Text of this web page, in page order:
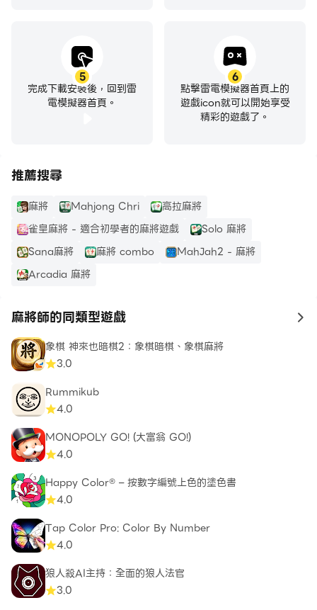
5
完成下載安裝後，回到雷
電模擬器首頁。
6
點擊雷電模擬器首頁上的
遊戲icon就可以開始享受
精彩的遊戲了。
推薦搜尋
麻將 Mahjong Chri
高拉麻將
雀皇麻將 - 適合初學者的麻將遊戲
Solo 麻將
Sana麻將
麻將 combo
MahJah2 - 麻將
Arcadia 麻將
麻將師的同類型遊戲 to
象棋 神來也暗棋2：象棋暗棋、象棋麻將
3.0
Rummikub
4.0
MONOPOLY GO! (大富翁 GO!)
4.0
Happy Color® – 按數字編號上色的塗色書
4.0
Tap Color Pro: Color By Number
4.0
狼人殺AI主持：全面的狼人法官
3.0